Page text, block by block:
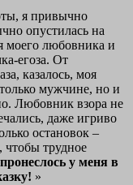
я привычно
опустилась на
моего любовника и
егоза. От
казалось, моя
мужчине, но и
Любовник взора не
даже игриво
остановок –
чтобы трудное
у меня в
»